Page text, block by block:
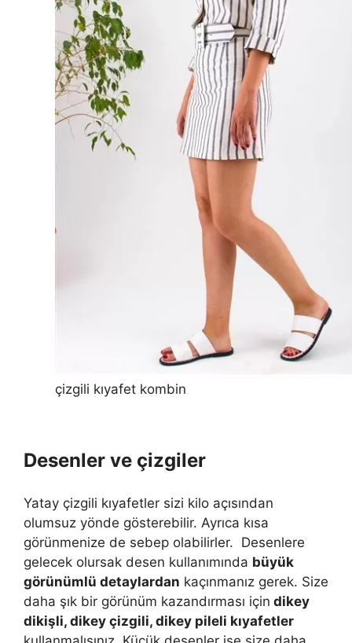
çizgili kıyafet kombin
Desenler ve çizgiler
Yatay çizgili kıyafetler sizi kilo açısından
olumsuz yönde gösterebilir. Ayrıca kısa
görünmenize de sebep olabilirler. Desenlere
gelecek olursak desen kullanımında büyük
görünümlü detaylardan kaçınmanız gerek. Size
daha şık bir görünüm kazandırması için dikey
dikişli, dikey çizgili, dikey pileli kıyafetler